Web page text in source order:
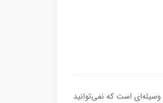
است که نمی‌توانید